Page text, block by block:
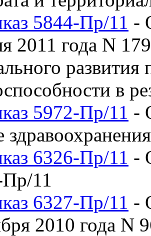
5844-Пр/11 -
2011 года N
в
5972-Пр/11 -
6326-Пр/11 -
11
6327-Пр/11 -
2010 года N